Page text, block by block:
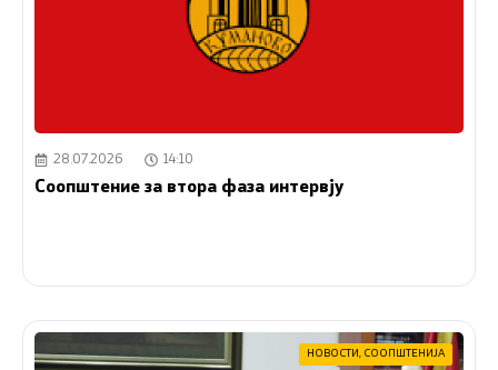
28.07.2026 14:10
Соопштение за втора фаза интервју
НОВОСТИ, СООПШТЕНИЈА